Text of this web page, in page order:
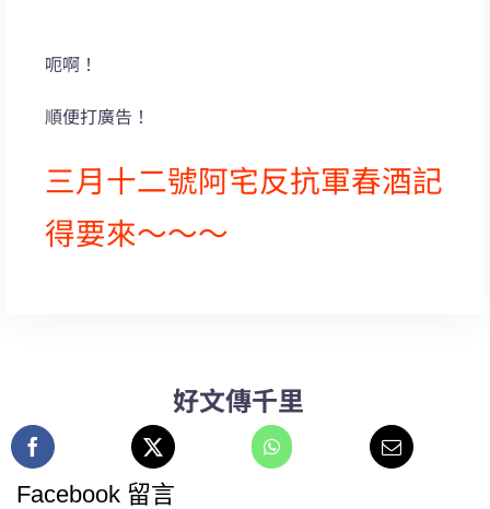
呃啊！
順便打廣告！
三月十二號阿宅反抗軍春酒記
得要來～～～
好文傳千里
Facebook 留言